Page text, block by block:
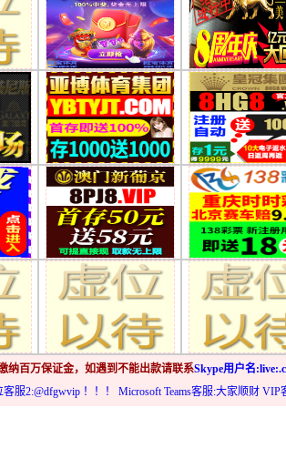
纳百万保证金，如遇到不能出款请联系Skype用户名
客服2:@dfgwvip ！！！ Microsoft Teams客服:大家顺财 VIP